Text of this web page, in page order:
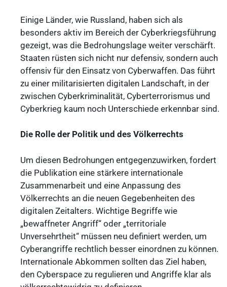
Einige Länder, wie Russland, haben sich als
besonders aktiv im Bereich der Cyberkriegsführung
gezeigt, was die Bedrohungslage weiter verschärft.
Staaten rüsten sich nicht nur defensiv, sondern auch
offensiv für den Einsatz von Cyberwaffen. Das führt
zu einer militarisierten digitalen Landschaft, in der
zwischen Cyberkriminalität, Cyberterrorismus und
Cyberkrieg kaum noch Unterschiede erkennbar sind.
Die Rolle der Politik und des Völkerrechts
Um diesen Bedrohungen entgegenzuwirken, fordert
die Publikation eine stärkere internationale
Zusammenarbeit und eine Anpassung des
Völkerrechts an die neuen Gegebenheiten des
digitalen Zeitalters. Wichtige Begriffe wie
„bewaffneter Angriff“ oder „territoriale
Unversehrtheit“ müssen neu definiert werden, um
Cyberangriffe rechtlich besser einordnen zu können.
Internationale Abkommen sollten das Ziel haben,
den Cyberspace zu regulieren und Angriffe klar als